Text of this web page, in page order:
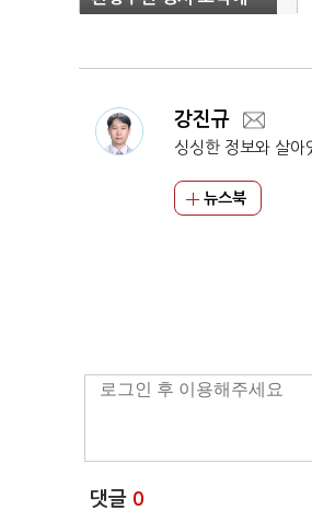
'약세'
강진규
싱싱한 정보와 살아
뉴스북
댓글 0